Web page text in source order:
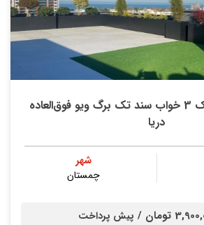
خرید آپارتمان شیک 3 خواب سند تک برگ ویو فوق‌العاده
دریا
شهر
چمستان
تومان / پیش پرداخت